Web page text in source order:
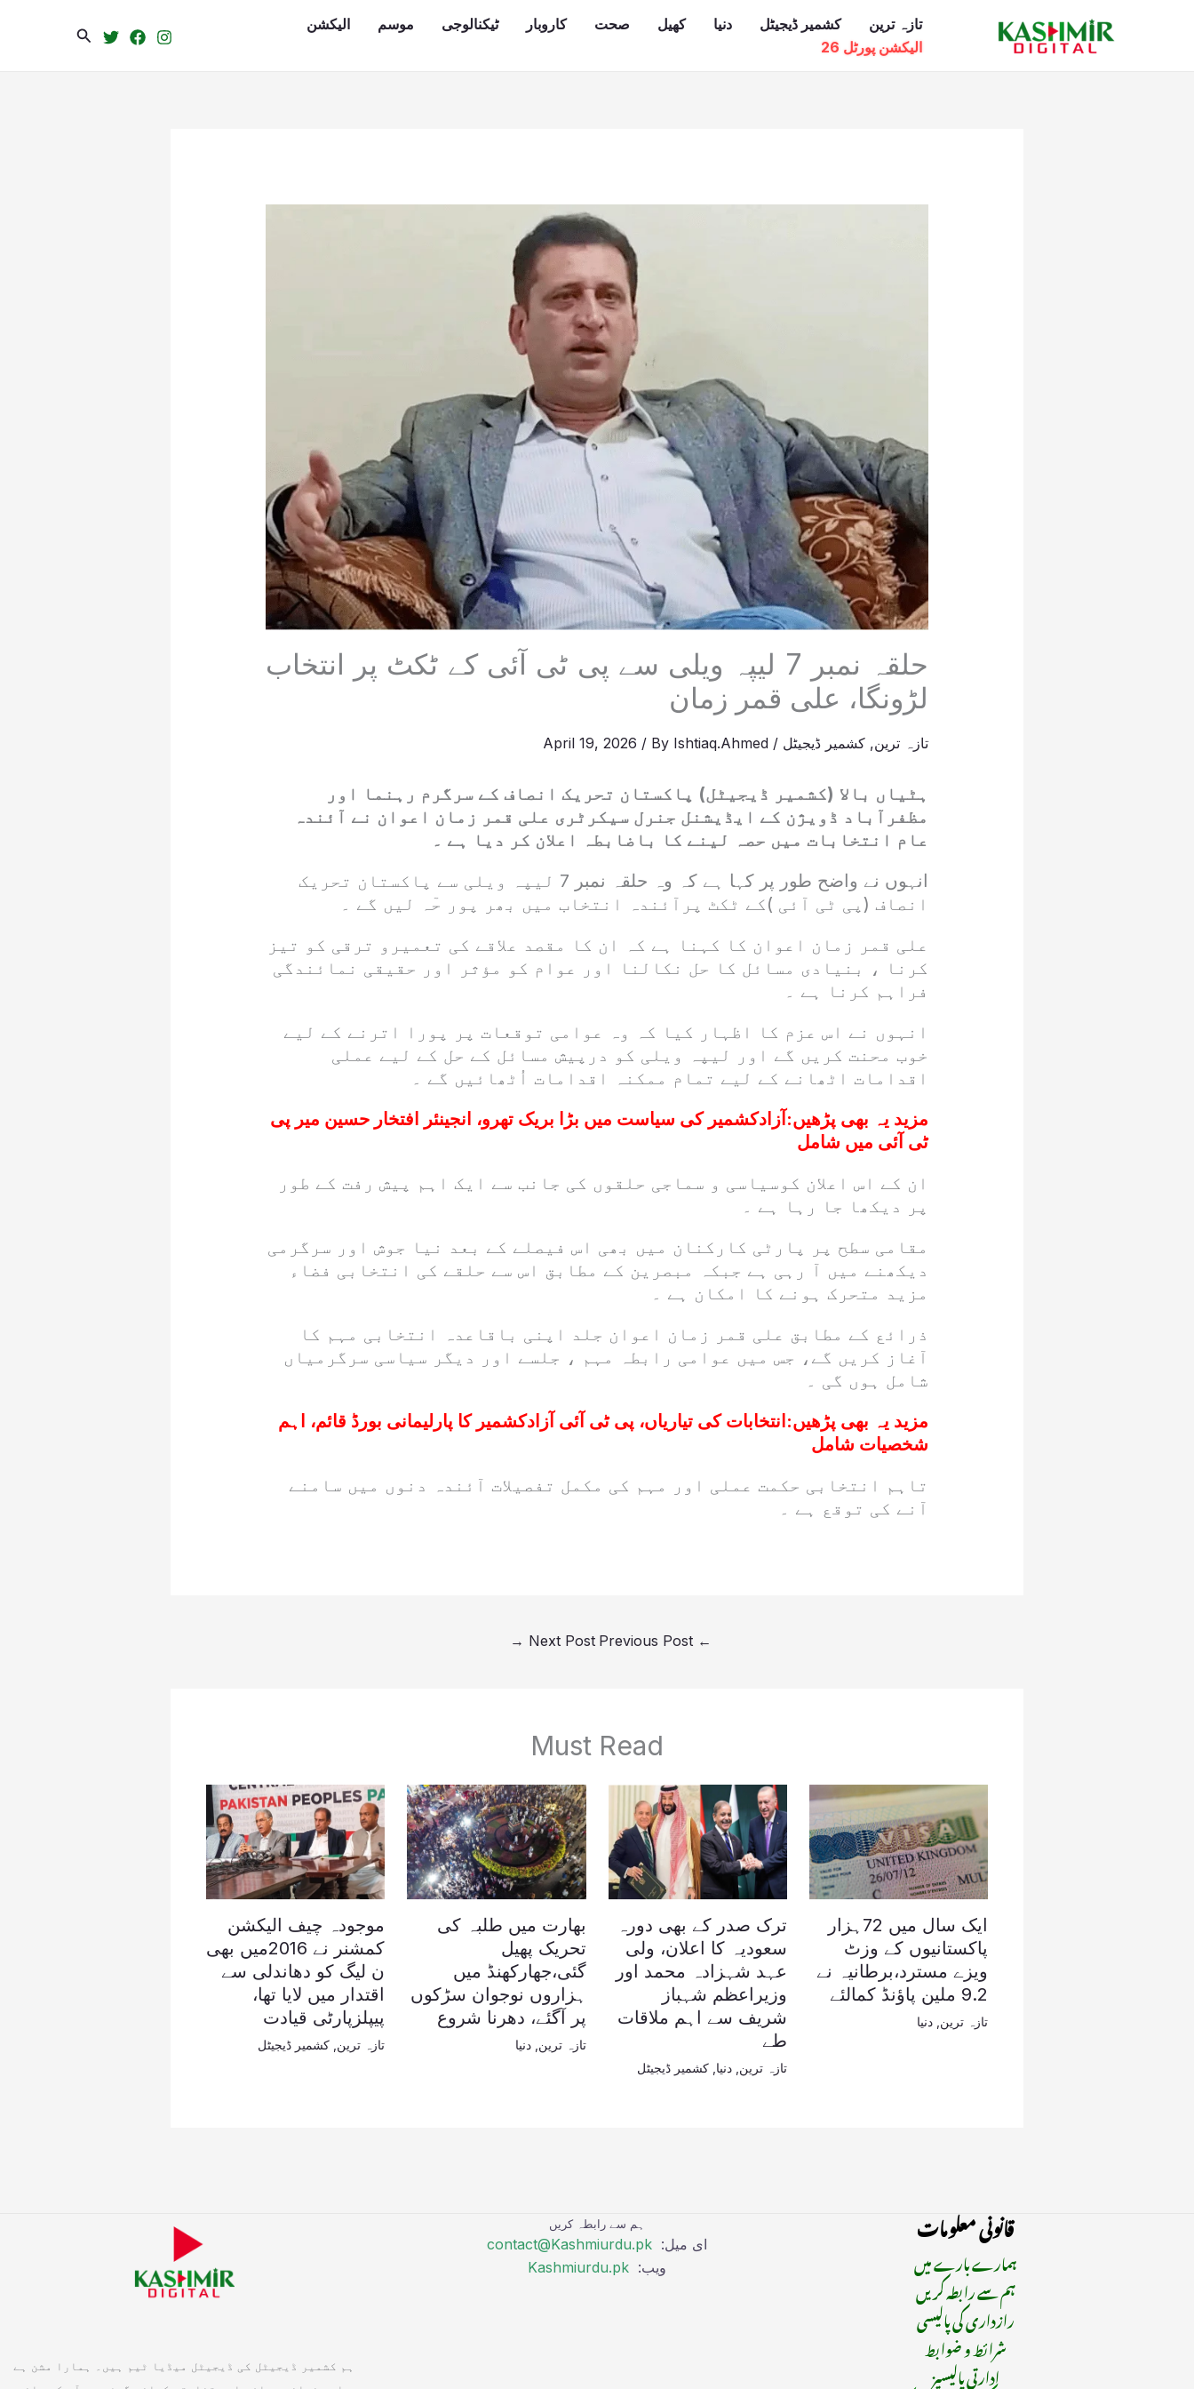
تازہ ترین کشمیر ڈیجیٹل دنیا کھیل صحت کاروبار ٹیکنالوجی موسم
الیکشن
الیکشن پورٹل 26
Search
حلقہ نمبر 7 لیپہ ویلی سے پی ٹی آئی کے ٹکٹ پر انتخاب
لڑونگا، علی قمر زمان
تازہ ترین, کشمیر ڈیجیٹل /
April 19, 2026 / By Ishtiaq.Ahmed
ہٹیاں بالا (کشمیر ڈیجیٹل) پاکستان تحریک انصاف کے سرگرم رہنما اور
مظفرآباد ڈویژن کے ایڈیشنل جنرل سیکرٹری علی قمر زمان اعوان نے آئندہ
عام انتخابات میں حصہ لینے کا باضابطہ اعلان کر دیا ہے ۔
انہوں نے واضح طور پر کہا ہے کہ وہ حلقہ نمبر 7 لیپہ ویلی سے پاکستان تحریک
انصاف (پی ٹی آئی )کے ٹکٹ پرآئندہ انتخاب میں بھر پور حٓہ لیں گے ۔
علی قمر زمان اعوان کا کہنا ہے کہ ان کا مقصد علاقے کی تعمیرو ترقی کو تیز
کرنا ، بنیادی مسائل کا حل نکالنا اور عوام کو مؤثر اور حقیقی نمائندگی
فراہم کرنا ہے ۔
انہوں نے اس عزم کا اظہار کیا کہ وہ عوامی توقعات پر پورا اترنے کے لیے
خوب محنت کریں گے اور لیپہ ویلی کو درپیش مسائل کے حل کے لیے عملی
اقدامات اٹھانے کے لیے تمام ممکنہ اقدامات اُٹھائیں گے ۔
مزید یہ بھی پڑھیں: آزادکشمیر کی سیاست میں بڑا بریک تھرو، انجینئر افتخار حسین میر پی
ٹی آئی میں شامل
ان کے اس اعلان کوسیاسی و سماجی حلقوں کی جانب سے ایک اہم پیش رفت کے طور
پر دیکھا جا رہا ہے ۔
مقامی سطح پر پارٹی کارکنان میں بھی اس فیصلے کے بعد نیا جوش اور سرگرمی
دیکھنے میں آ رہی ہے جبکہ مبصرین کے مطابق اس سے حلقے کی انتخابی فضاء
مزید متحرک ہونے کا امکان ہے ۔
ذرائع کے مطابق علی قمر زمان اعوان جلد اپنی باقاعدہ انتخابی مہم کا
آغاز کریں گے، جس میں عوامی رابطہ مہم ، جلسے اور دیگر سیاسی سرگرمیاں
شامل ہوں گی ۔
مزید یہ بھی پڑھیں: انتخابات کی تیاریاں، پی ٹی آئی آزادکشمیر کا پارلیمانی بورڈ قائم، اہم
شخصیات شامل
تاہم انتخابی حکمت عملی اور مہم کی مکمل تفصیلات آئندہ دنوں میں سامنے
آنے کی توقع ہے ۔
←
Next Post
→
Must Read
ایک سال میں 72ہزار
پاکستانیوں کے وزٹ
ویزے مسترد،برطانیہ نے
9.2 ملین پاؤنڈ کمالئے
تازہ ترین دنیا
ترک صدر کے بھی دورہ
سعودیہ کا اعلان، ولی
عہد شہزادہ محمد اور
وزیراعظم شہباز
شریف سے اہم ملاقات
طے
تازہ ترین ,دنیا ,کشمیر ڈیجیٹل
بھارت میں طلبہ کی
تحریک پھیل
گئی،جھارکھنڈ میں
ہزاروں نوجوان سڑکوں
پر آگئے، دھرنا شروع
تازہ ترین ,دنیا
موجودہ چیف الیکشن
کمشنر نے 2016میں بھی
ن لیگ کو دھاندلی سے
اقتدار میں لایا تھا،
پیپلزپارٹی قیادت
تازہ ترین کشمیر ڈیجیٹل
قانونی معلومات
ہمارے بارے میں
ہم سے رابطہ کریں
رازداری کی پالیسی
شرائط و ضوابط
ادارتی پالیسیز
ہم سے رابطہ کریں
ای میل: contact@Kashmiurdu.pk
ویب: Kashmiurdu.pk
ہم کشمیر ڈیجیٹل کی ڈیجیٹل میڈیا ٹیم ہیں۔ ہمارا مشن ہے